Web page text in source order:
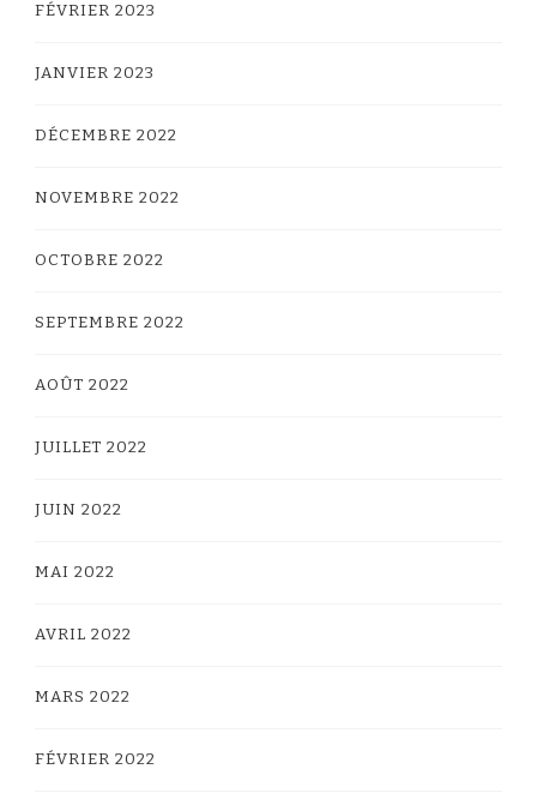
FÉVRIER 2023
JANVIER 2023
DÉCEMBRE 2022
NOVEMBRE 2022
OCTOBRE 2022
SEPTEMBRE 2022
AOÛT 2022
JUILLET 2022
JUIN 2022
MAI 2022
AVRIL 2022
MARS 2022
FÉVRIER 2022